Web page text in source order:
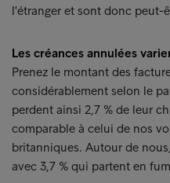
l'étranger et sont donc peut-
Les créances annulées
Prenez le montant des
considérablement selon le
perdent ainsi 2,7 % de leur
comparable à celui de nos
britanniques. Autour de
avec 3,7 % qui partent en